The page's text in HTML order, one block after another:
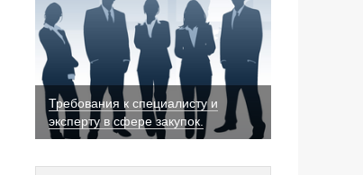
Требования к специалисту и
эксперту в сфере закупок.